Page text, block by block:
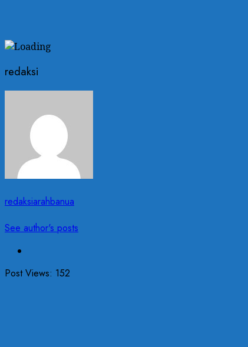
redaksi
redaksiarahbanua
See author's posts
Post Views: 152